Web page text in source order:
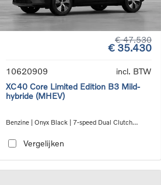
€ 47.530
€ 35.430
10620909
incl. BTW
XC40 Core Limited Edition B3 Mild-
hybride (MHEV)
Benzine | Onyx Black | 7-speed Dual Clutch
Vergelijken